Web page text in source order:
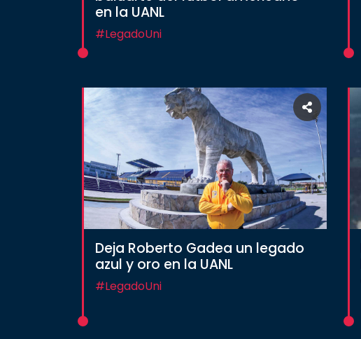
en la UANL
#LegadoUni
Deja Roberto Gadea un legado
azul y oro en la UANL
#LegadoUni